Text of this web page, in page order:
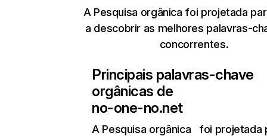
A Pesquisa orgânica foi projetada
a descobrir as melhores palavras-
concorrentes.
Principais palavras-chave
orgânicas de
no-one-no.net
A Pesquisa orgânica foi projetada